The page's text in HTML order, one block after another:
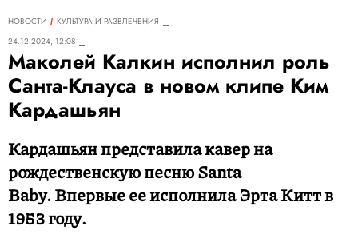
НОВОСТИ
КУЛЬТУРА И РАЗВЛЕЧЕНИЯ
24.12.2024, 12:08
Маколей Калкин исполнил роль
Санта-Клауса в новом клипе Ким
Кардашьян
Кардашьян представила кавер на
рождественскую песню Santa
Baby. Впервые ее исполнила Эрта Китт в
1953 году.